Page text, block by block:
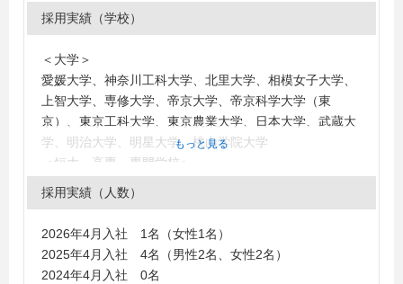
採用実績（学校）
＜大学＞
愛媛大学、神奈川工科大学、北里大学、相模女子大学、
上智大学、専修大学、帝京大学、帝京科学大学（東
京）、東京工科大学、東京農業大学、日本大学、武蔵大
学、明治大学、明星大学、桃山学院大学
＜短大・高専・専門学校＞
実践女子大学短期大学部、東京エアトラベル・ホテル専
門学校、東京栄養食糧専門学校、東京コミュニケーショ
ンアート専門学校、ニチエイ調理専門学校、新渡戸文化
もっと見る
採用実績（人数）
2026年4月入社 1名（女性1名）
2025年4月入社 4名（男性2名、女性2名）
2024年4月入社 0名